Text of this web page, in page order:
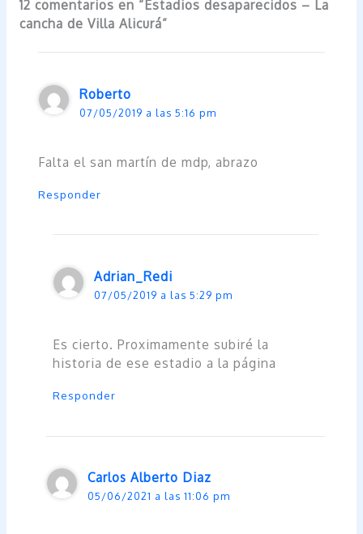
12 comentarios en “Estadios desaparecidos – La
cancha de Villa Alicurá”
Roberto
07/05/2019 a las 5:16 pm
Falta el san martín de mdp, abrazo
Responder
Adrian_Redi
07/05/2019 a las 5:29 pm
Es cierto. Proximamente subiré la
historia de ese estadio a la página
Responder
Carlos Alberto Diaz
05/06/2021 a las 11:06 pm